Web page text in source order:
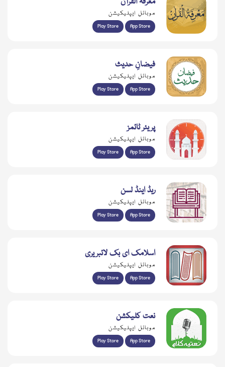
موبائل ایپلیکیشن
Play Store App Store
فیضانِ حدیث
موبائل ایپلیکیشن
Play Store App Store
پریئر ٹائمز
موبائل ایپلیکیشن
Play Store App Store
ریڈ اینڈ لسن
موبائل ایپلیکیشن
Play Store App Store
اسلامک ای بک لائبریری
موبائل ایپلیکیشن
Play Store App Store
نعت کلیکشن
موبائل ایپلیکیشن
Play Store App Store